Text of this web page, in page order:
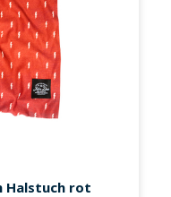
von 0 von 5 Sternen
Halstuch rot